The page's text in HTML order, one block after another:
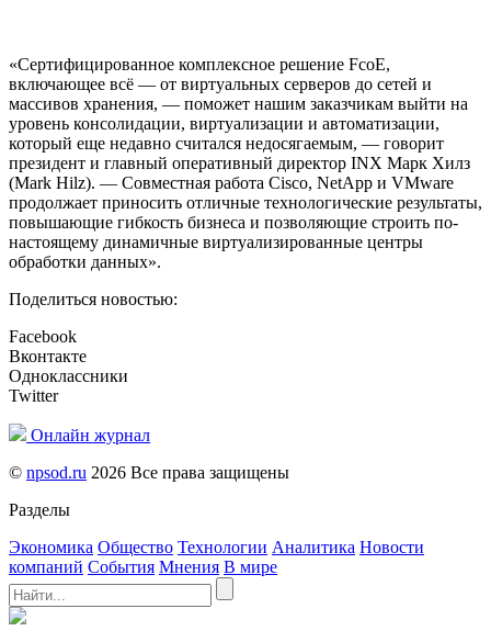
«Сертифицированное комплексное решение FcoE,
включающее всё — от виртуальных серверов до сетей и
массивов хранения, — поможет нашим заказчикам выйти на
уровень консолидации, виртуализации и автоматизации,
который еще недавно считался недосягаемым, — говорит
президент и главный оперативный директор INX Марк Хилз
(Mark Hilz). — Совместная работа Cisco, NetApp и VMware
продолжает приносить отличные технологические результаты,
повышающие гибкость бизнеса и позволяющие строить по-
настоящему динамичные виртуализированные центры
обработки данных».
Поделиться новостью:
Facebook
Вконтакте
Одноклассники
Twitter
Онлайн журнал
© npsod.ru 2026 Все права защищены
Разделы
Экономика Общество Технологии Аналитика Новости
компаний События Мнения В мире